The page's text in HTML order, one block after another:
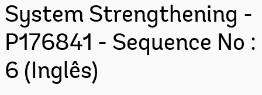
System Strengthening -
P176841 - Sequence No :
6 (Inglês)